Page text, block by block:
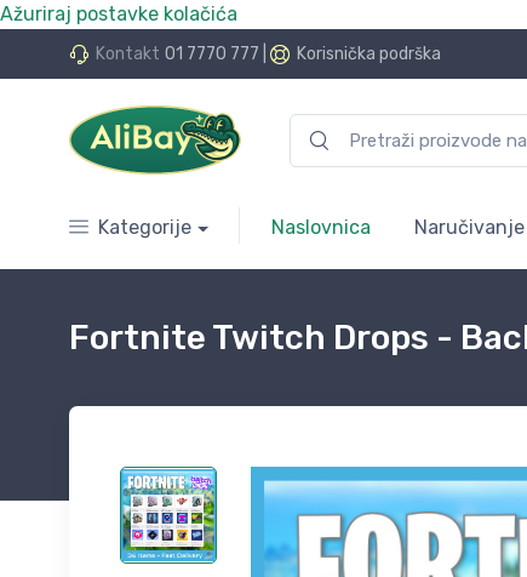
Ažuriraj postavke kolačića
Kontakt 01 7770 777 Korisnička podrška
24 rate bez kamata
Kategorije Naslovnica Naručivanje
Fortnite Twitch Drops -